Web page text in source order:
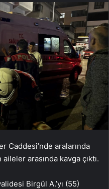
Caddesi’nde aralarında
arasında kavga çıktı.
Birgül A.’yı (55)